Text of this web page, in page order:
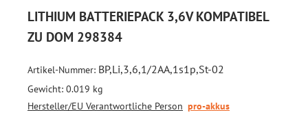
LITHIUM BATTERIEPACK 3,6V KOMPATIBEL
ZU DOM 298384
Artikel-Nummer: BP,Li,3,6,1/2AA,1s1p,St-02
Gewicht: 0.019 kg
Hersteller/EU Verantwortliche Person pro-akkus